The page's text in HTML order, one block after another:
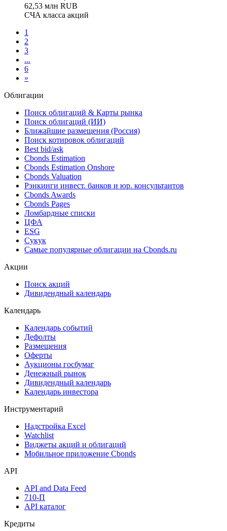
62,53 млн RUB
СЧА класса акций
1
2
3
...
6
»
Облигации
Поиск облигаций & Карты рынка
Поиск облигаций (ИИ)
Ближайшие размещения (Россия)
Поиск котировок облигаций
Best bid/ask
Cbonds Estimation
Cbonds Estimation Onshore
Cbonds Valuation
Рэнкинги инвест. банков и юр. консультантов
Cbonds Awards
Cbonds Pages
Ломбардные списки
ЦФА
ESG
Сукук
Самые популярные облигации на Cbonds.ru
Акции
Поиск акций
Дивидендный календарь
Календарь
Календарь событий
Дефолты
Размещения
Оферты
Аукционы госбумаг
Денежный рынок
Дивидендный календарь
Календарь инвестора
Инструментарий
Надстройка Excel
Watchlist
Виджеты акций и облигаций
Мобильное приложение Cbonds
API
API and Data Feed
710-П
API каталог
Кредиты